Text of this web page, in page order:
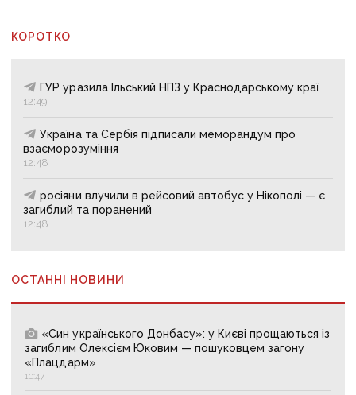
КОРОТКО
ГУР уразила Ільський НПЗ у Краснодарському краї
12:49
Україна та Сербія підписали меморандум про
взаєморозуміння
12:48
росіяни влучили в рейсовий автобус у Нікополі — є
загиблий та поранений
12:48
ОСТАННІ НОВИНИ
«Син українського Донбасу»: у Києві прощаються із
загиблим Олексієм Юковим — пошуковцем загону
«Плацдарм»
10:47